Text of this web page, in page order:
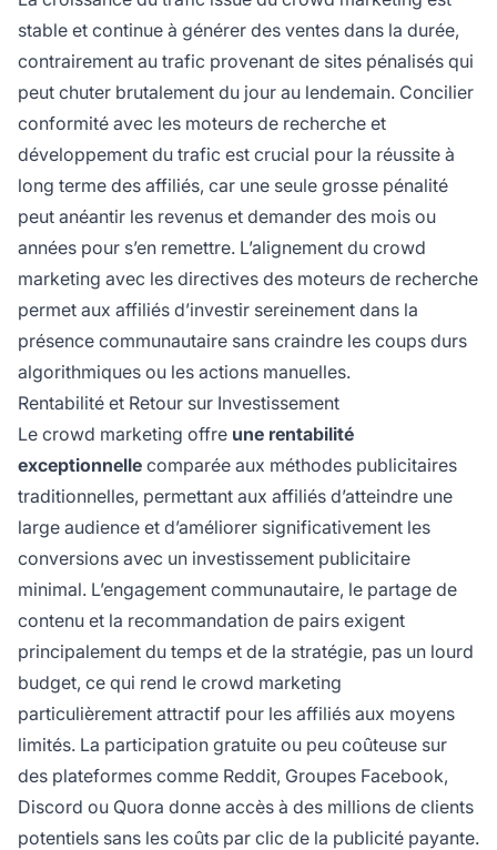
stable et continue à générer des ventes dans la durée,
contrairement au trafic provenant de sites pénalisés qui
peut chuter brutalement du jour au lendemain. Concilier
conformité avec les moteurs de recherche et
développement du trafic est crucial pour la réussite à
long terme des affiliés, car une seule grosse pénalité
peut anéantir les revenus et demander des mois ou
années pour s’en remettre. L’alignement du crowd
marketing avec les directives des moteurs de recherche
permet aux affiliés d’investir sereinement dans la
présence communautaire sans craindre les coups durs
algorithmiques ou les actions manuelles.
Rentabilité et Retour sur Investissement
Le crowd marketing offre une rentabilité
exceptionnelle comparée aux méthodes publicitaires
traditionnelles, permettant aux affiliés d’atteindre une
large audience et d’améliorer significativement les
conversions avec un investissement publicitaire
minimal. L’engagement communautaire, le partage de
contenu et la recommandation de pairs exigent
principalement du temps et de la stratégie, pas un lourd
budget, ce qui rend le crowd marketing
particulièrement attractif pour les affiliés aux moyens
limités. La participation gratuite ou peu coûteuse sur
des plateformes comme Reddit, Groupes Facebook,
Discord ou Quora donne accès à des millions de clients
potentiels sans les coûts par clic de la publicité payante.